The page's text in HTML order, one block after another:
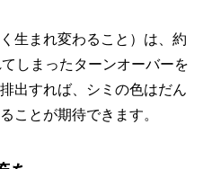
生まれ変わること）は、約
しまったターンオーバーを
出すれば、シミの色はだん
ことが期待できます。